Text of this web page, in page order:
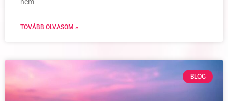
TOVÁBB OLVASOM »
BLOG